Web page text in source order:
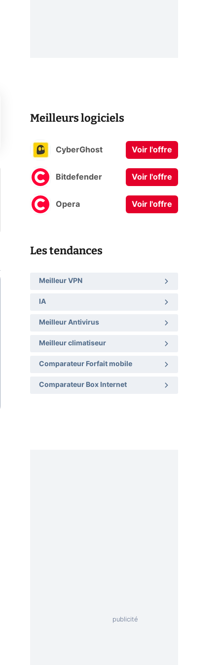
Meilleurs logiciels
CyberGhost Voir l'offre
Bitdefender Voir l'offre
Opera Voir l'offre
Les tendances
Meilleur VPN
IA
Meilleur Antivirus
Meilleur climatiseur
Comparateur Forfait mobile
Comparateur Box Internet